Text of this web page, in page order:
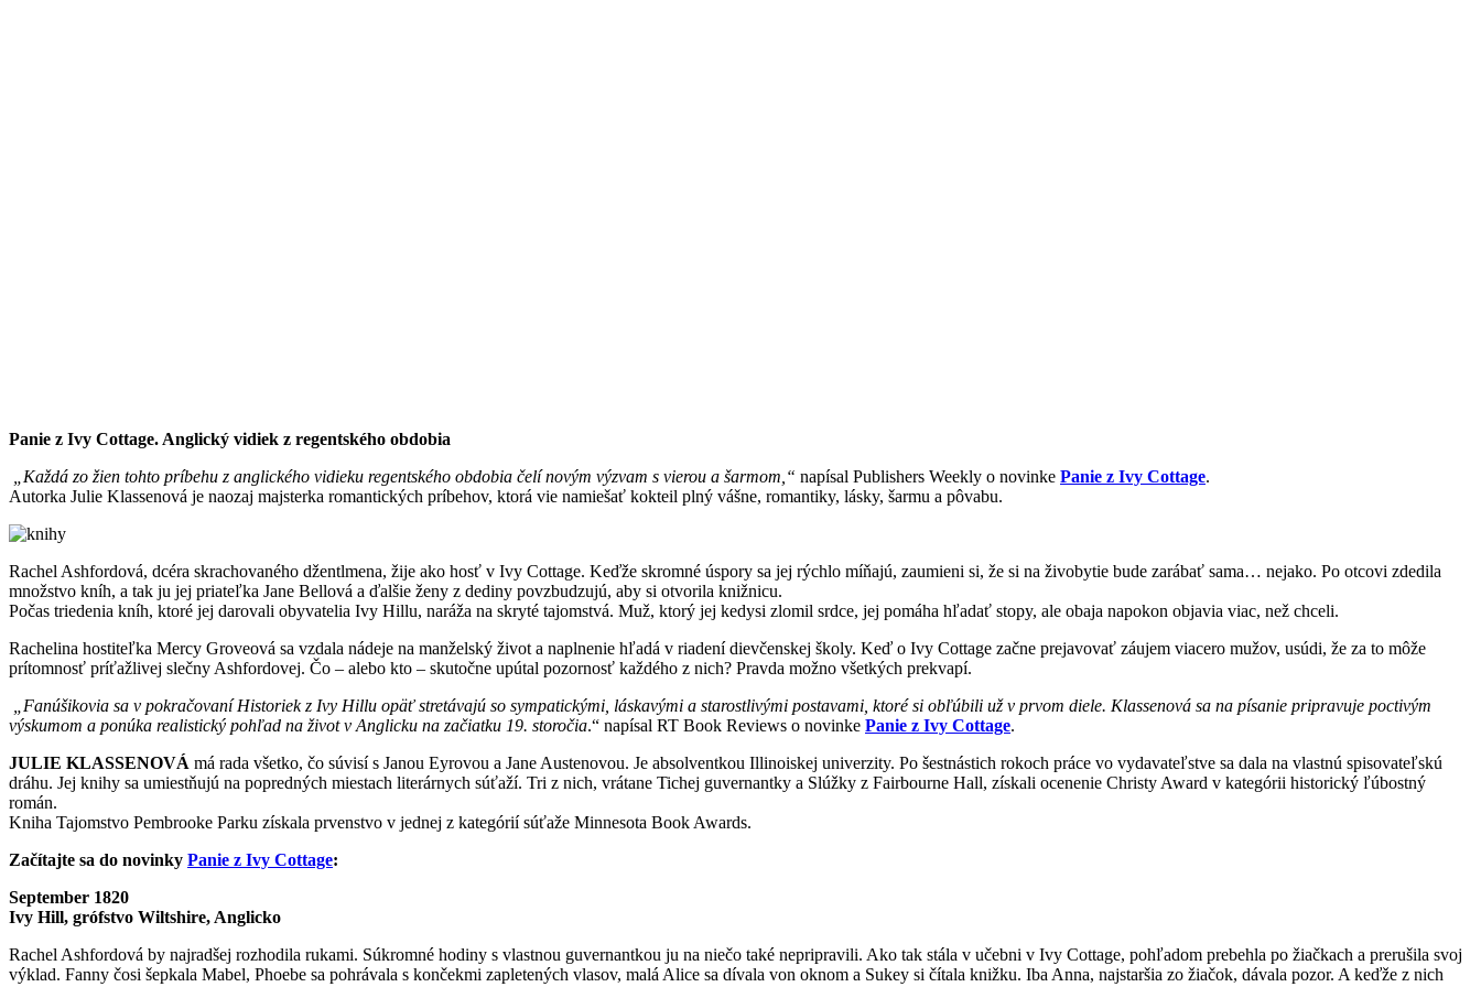
Panie z Ivy Cottage. Anglický vidiek z regentského obdobia
„Každá zo žien tohto príbehu z anglického vidieku regentského obdobia čelí novým výzvam s vierou a šarmom,“ napísal Publishers Weekly o novinke Panie z Ivy Cottage.
Autorka Julie Klassenová je naozaj majsterka romantických príbehov, ktorá vie namiešať kokteil plný vášne, romantiky, lásky, šarmu a pôvabu.
Rachel Ashfordová, dcéra skrachovaného džentlmena, žije ako hosť v Ivy Cottage. Keďže skromné úspory sa jej rýchlo míňajú, zaumieni si, že si na živobytie bude zarábať sama… nejako. Po otcovi zdedila
množstvo kníh, a tak ju jej priateľka Jane Bellová a ďalšie ženy z dediny povzbudzujú, aby si otvorila knižnicu.
Počas triedenia kníh, ktoré jej darovali obyvatelia Ivy Hillu, naráža na skryté tajomstvá. Muž, ktorý jej kedysi zlomil srdce, jej pomáha hľadať stopy, ale obaja napokon objavia viac, než chceli.
Rachelina hostiteľka Mercy Groveová sa vzdala nádeje na manželský život a naplnenie hľadá v riadení dievčenskej školy. Keď o Ivy Cottage začne prejavovať záujem viacero mužov, usúdi, že za to môže
prítomnosť príťažlivej slečny Ashfordovej. Čo – alebo kto – skutočne upútal pozornosť každého z nich? Pravda možno všetkých prekvapí.
„Fanúšikovia sa v pokračovaní Historiek z Ivy Hillu opäť stretávajú so sympatickými, láskavými a starostlivými postavami, ktoré si obľúbili už v prvom diele. Klassenová sa na písanie pripravuje poctivým
výskumom a ponúka realistický pohľad na život v Anglicku na začiatku 19. storočia.“ napísal RT Book Reviews o novinke Panie z Ivy Cottage.
JULIE KLASSENOVÁ má rada všetko, čo súvisí s Janou Eyrovou a Jane Austenovou. Je absolventkou Illinoiskej univerzity. Po šestnástich rokoch práce vo vydavateľstve sa dala na vlastnú spisovateľskú
dráhu. Jej knihy sa umiestňujú na popredných miestach literárnych súťaží. Tri z nich, vrátane Tichej guvernantky a Slúžky z Fairbourne Hall, získali ocenenie Christy Award v kategórii historický ľúbostný
román.
Kniha Tajomstvo Pembrooke Parku získala prvenstvo v jednej z kategórií súťaže Minnesota Book Awards.
Začítajte sa do novinky Panie z Ivy Cottage:
September 1820
Ivy Hill, grófstvo Wiltshire, Anglicko
Rachel Ashfordová by najradšej rozhodila rukami. Súkromné hodiny s vlastnou guvernantkou ju na niečo také nepripravili. Ako tak stála v učebni v Ivy Cottage, pohľadom prebehla po žiačkach a prerušila svoj
výklad. Fanny čosi šepkala Mabel, Phoebe sa pohrávala s končekmi zapletených vlasov, malá Alice sa dívala von oknom a Sukey si čítala knižku. Iba Anna, najstaršia zo žiačok, dávala pozor. A keďže z nich